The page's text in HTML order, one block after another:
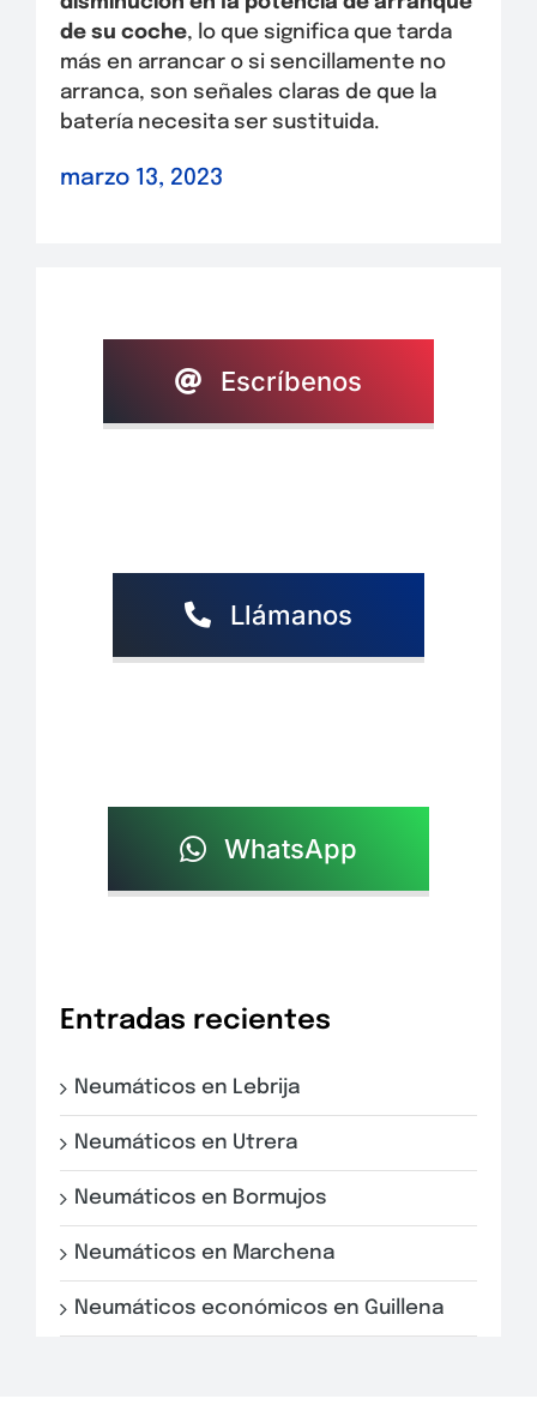
de su coche, lo que significa que tarda
más en arrancar o si sencillamente no
arranca, son señales claras de que la
batería necesita ser sustituida.
marzo 13, 2023
Escríbenos
Llámanos
WhatsApp
Entradas recientes
Neumáticos en Lebrija
Neumáticos en Utrera
Neumáticos en Bormujos
Neumáticos en Marchena
Neumáticos económicos en Guillena